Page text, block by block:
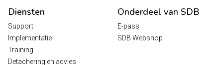
Diensten
Support
Implementatie
Training
Detachering en advies
Onderdeel van SDB
E-pass
SDB Webshop